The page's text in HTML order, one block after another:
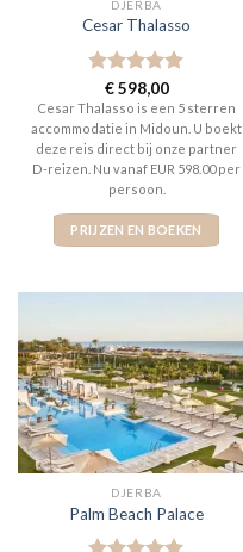
DJERBA
Cesar Thalasso
Gewaardeerd
5uit 5
€598,00
Cesar Thalasso is een 5 sterren
accommodatie in Midoun. U boekt
deze reis direct bij onze partner
D-reizen. Nu vanaf EUR 598.00 per
persoon.
PRIJZEN EN BOEKEN
DJERBA
Palm Beach Palace